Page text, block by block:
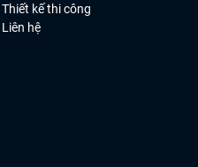
Thiết kế thi công
Liên hệ